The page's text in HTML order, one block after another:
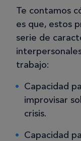
Te contamos
es que, estos
serie de
trabajo:
Capacidad
improvisar
crisis.
Capacidad